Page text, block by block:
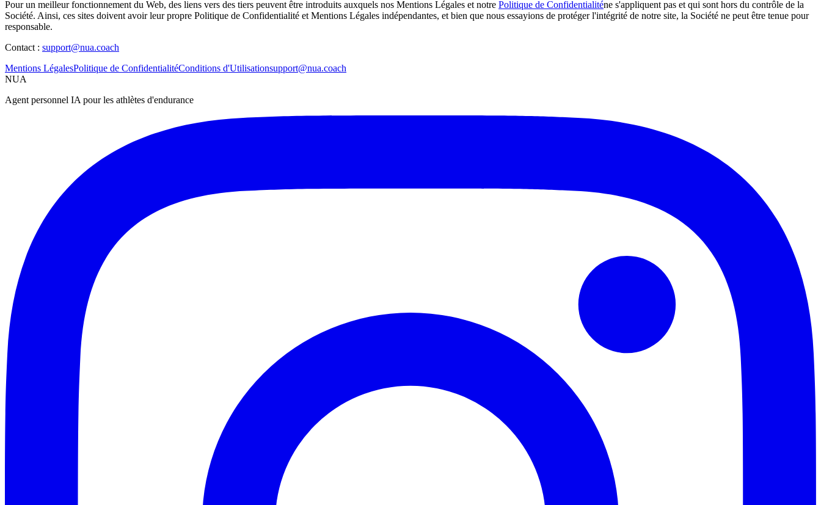
Pour un meilleur fonctionnement du Web, des liens vers des tiers peuvent être introduits auxquels nos Mentions Légales et notre Politique de Confidentialiténe s'appliquent pas et qui sont hors du contrôle de la
Société. Ainsi, ces sites doivent avoir leur propre Politique de Confidentialité et Mentions Légales indépendantes, et bien que nous essayions de protéger l'intégrité de notre site, la Société ne peut être tenue pour
responsable.
Contact : support@nua.coach
Mentions LégalesPolitique de ConfidentialitéConditions d'Utilisationsupport@nua.coach
NUA
Agent personnel IA pour les athlètes d'endurance